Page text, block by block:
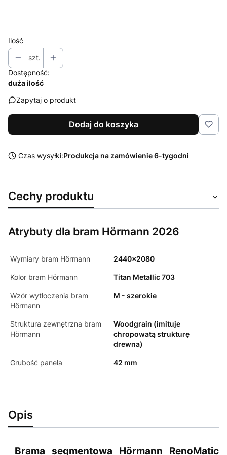
Ilość
szt.
Dostępność:
duża ilość
Zapytaj o produkt
Dodaj do koszyka
Czas wysyłki:Produkcja na zamówienie 6-tygodni
Cechy produktu
Atrybuty dla bram Hörmann 2026
Wymiary bram Hörmann 2440x2080
Kolor bram Hörmann Titan Metallic 703
Wzór wytłoczenia bram
Hörmann
M - szerokie
Struktura zewnętrzna bram
Hörmann
Woodgrain (imituje
chropowatą strukturę
drewna)
Grubość panela 42 mm
Opis
Brama segmentowa Hörmann RenoMatic